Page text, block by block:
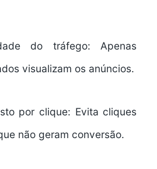
do tráfego: Apenas
visualizam os anúncios.
por clique: Evita cliques
não geram conversão.